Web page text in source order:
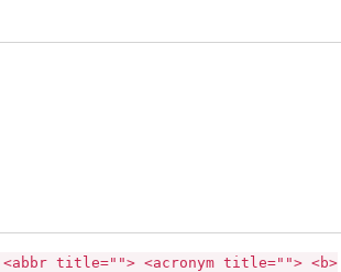
title=""> <acronym title=""> <b>